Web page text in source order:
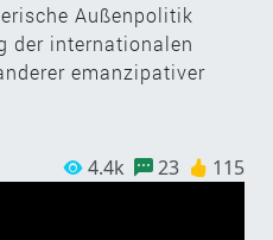
Außenpolitik
der internationalen
emanzipativer
4.4k 23 115